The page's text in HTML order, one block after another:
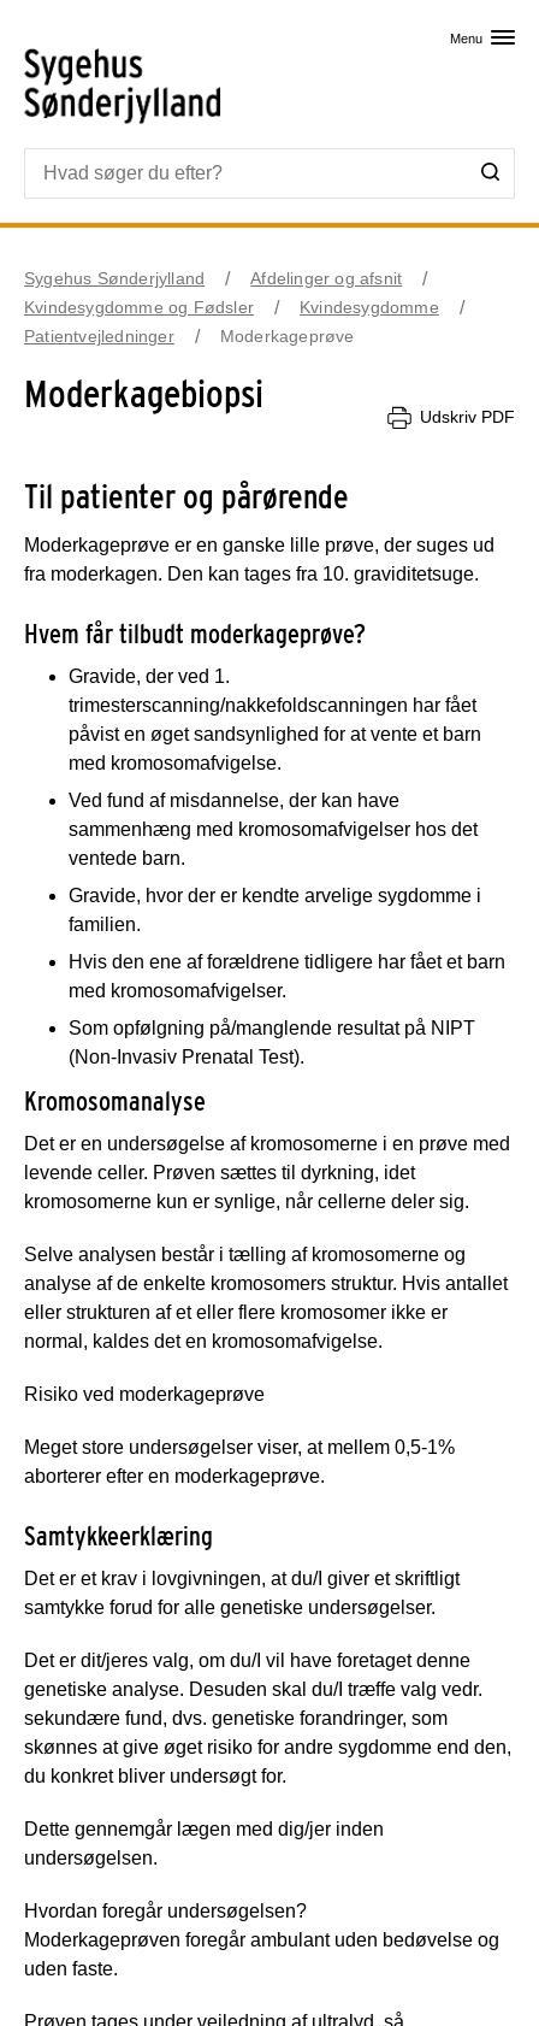
Menu
Sygehus Sønderjylland
Afdelinger og afsnit
Kvindesygdomme og Fødsler
Kvindesygdomme
Patientvejledninger
Moderkageprøve
Moderkagebiopsi
Udskriv PDF
Til patienter og pårørende
Moderkageprøve er en ganske lille prøve, der suges ud
fra moderkagen. Den kan tages fra 10. graviditetsuge.
Hvem får tilbudt moderkageprøve?
Gravide, der ved 1.
trimesterscanning/nakkefoldscanningen har fået
påvist en øget sandsynlighed for at vente et barn
med kromosomafvigelse.
Ved fund af misdannelse, der kan have
sammenhæng med kromosomafvigelser hos det
ventede barn.
Gravide, hvor der er kendte arvelige sygdomme i
familien.
Hvis den ene af forældrene tidligere har fået et barn
med kromosomafvigelser.
Som opfølgning på/manglende resultat på NIPT
(Non-Invasiv Prenatal Test).
Kromosomanalyse
Det er en undersøgelse af kromosomerne i en prøve med
levende celler. Prøven sættes til dyrkning, idet
kromosomerne kun er synlige, når cellerne deler sig.
Selve analysen består i tælling af kromosomerne og
analyse af de enkelte kromosomers struktur. Hvis antallet
eller strukturen af et eller flere kromosomer ikke er
normal, kaldes det en kromosomafvigelse.
Risiko ved moderkageprøve
Meget store undersøgelser viser, at mellem 0,5-1%
aborterer efter en moderkageprøve.
Samtykkeerklæring
Det er et krav i lovgivningen, at du/I giver et skriftligt
samtykke forud for alle genetiske undersøgelser.
Det er dit/jeres valg, om du/I vil have foretaget denne
genetiske analyse. Desuden skal du/I træffe valg vedr.
sekundære fund, dvs. genetiske forandringer, som
skønnes at give øget risiko for andre sygdomme end den,
du konkret bliver undersøgt for.
Dette gennemgår lægen med dig/jer inden
undersøgelsen.
Hvordan foregår undersøgelsen?
Moderkageprøven foregår ambulant uden bedøvelse og
uden faste.
Prøven tages under vejledning af ultralyd, så